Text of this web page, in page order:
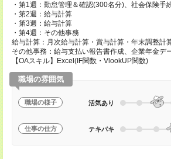
・第1週：勤怠管理＆確認(300名分)、社会保険手
・第2週：給与計算
・第3週：給与計算
・第4週：その他事務
給与計算：月次給与計算・賞与計算・年末調整計
その他事務：給与支払い報告書作成、企業年金デ
【OAスキル】Excel(IF関数・VlookUP関数)
職場の雰囲気
職場の様子 活気あり
仕事の仕方 テキパキ